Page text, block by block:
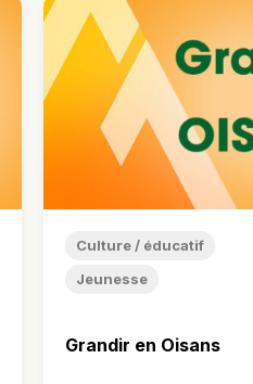
Culture / éducatif
Jeunesse
Grandir en Oisans